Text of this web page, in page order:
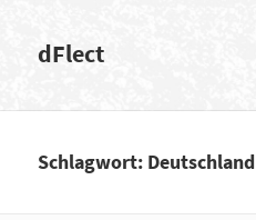
dFlect
Schlagwort: Deutschland